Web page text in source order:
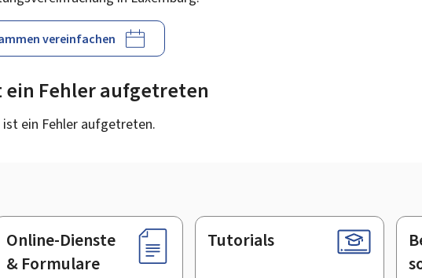
vereinfachen
ein Fehler aufgetreten
ist ein Fehler aufgetreten.
Online-Dienste
& Formulare
Tutorials